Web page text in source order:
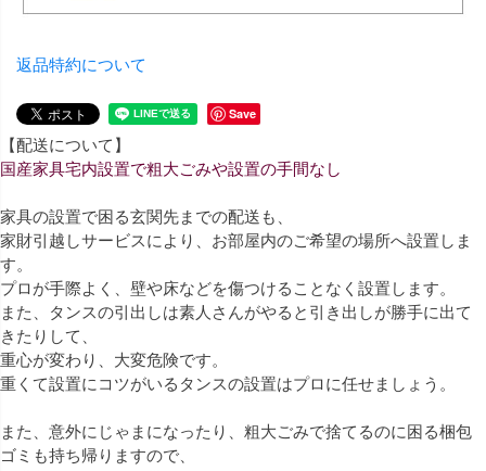
返品特約について
Save
【配送について】
国産家具宅内設置で粗大ごみや設置の手間なし
家具の設置で困る玄関先までの配送も、
家財引越しサービスにより、お部屋内のご希望の場所へ設置しま
す。
プロが手際よく、壁や床などを傷つけることなく設置します。
また、タンスの引出しは素人さんがやると引き出しが勝手に出て
きたりして、
重心が変わり、大変危険です。
重くて設置にコツがいるタンスの設置はプロに任せましょう。
また、意外にじゃまになったり、粗大ごみで捨てるのに困る梱包
ゴミも持ち帰りますので、